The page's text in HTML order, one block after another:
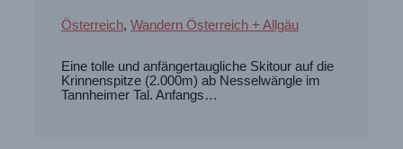
Österreich, Wandern Österreich + Allgäu
Eine tolle und anfängertaugliche Skitour auf die
Krinnenspitze (2.000m) ab Nesselwängle im
Tannheimer Tal. Anfangs…